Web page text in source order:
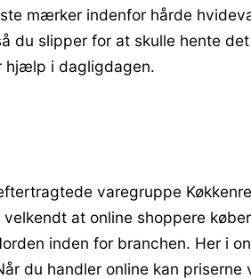
mærker indenfor hårde
du slipper for at skulle hente
hjælp i dagligdagen.
varegruppe
at online shoppere
inden for branchen. Her i
du handler online kan